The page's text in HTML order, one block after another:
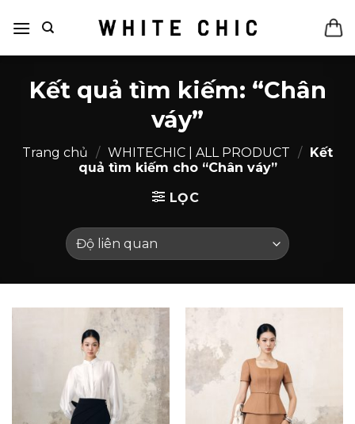
qua
Kết quả tìm kiếm: “Chân
váy”
Trang chủ / WHITECHIC | ALL PRODUCT /
Kết
quả tìm kiếm cho “Chân váy”
LỌC